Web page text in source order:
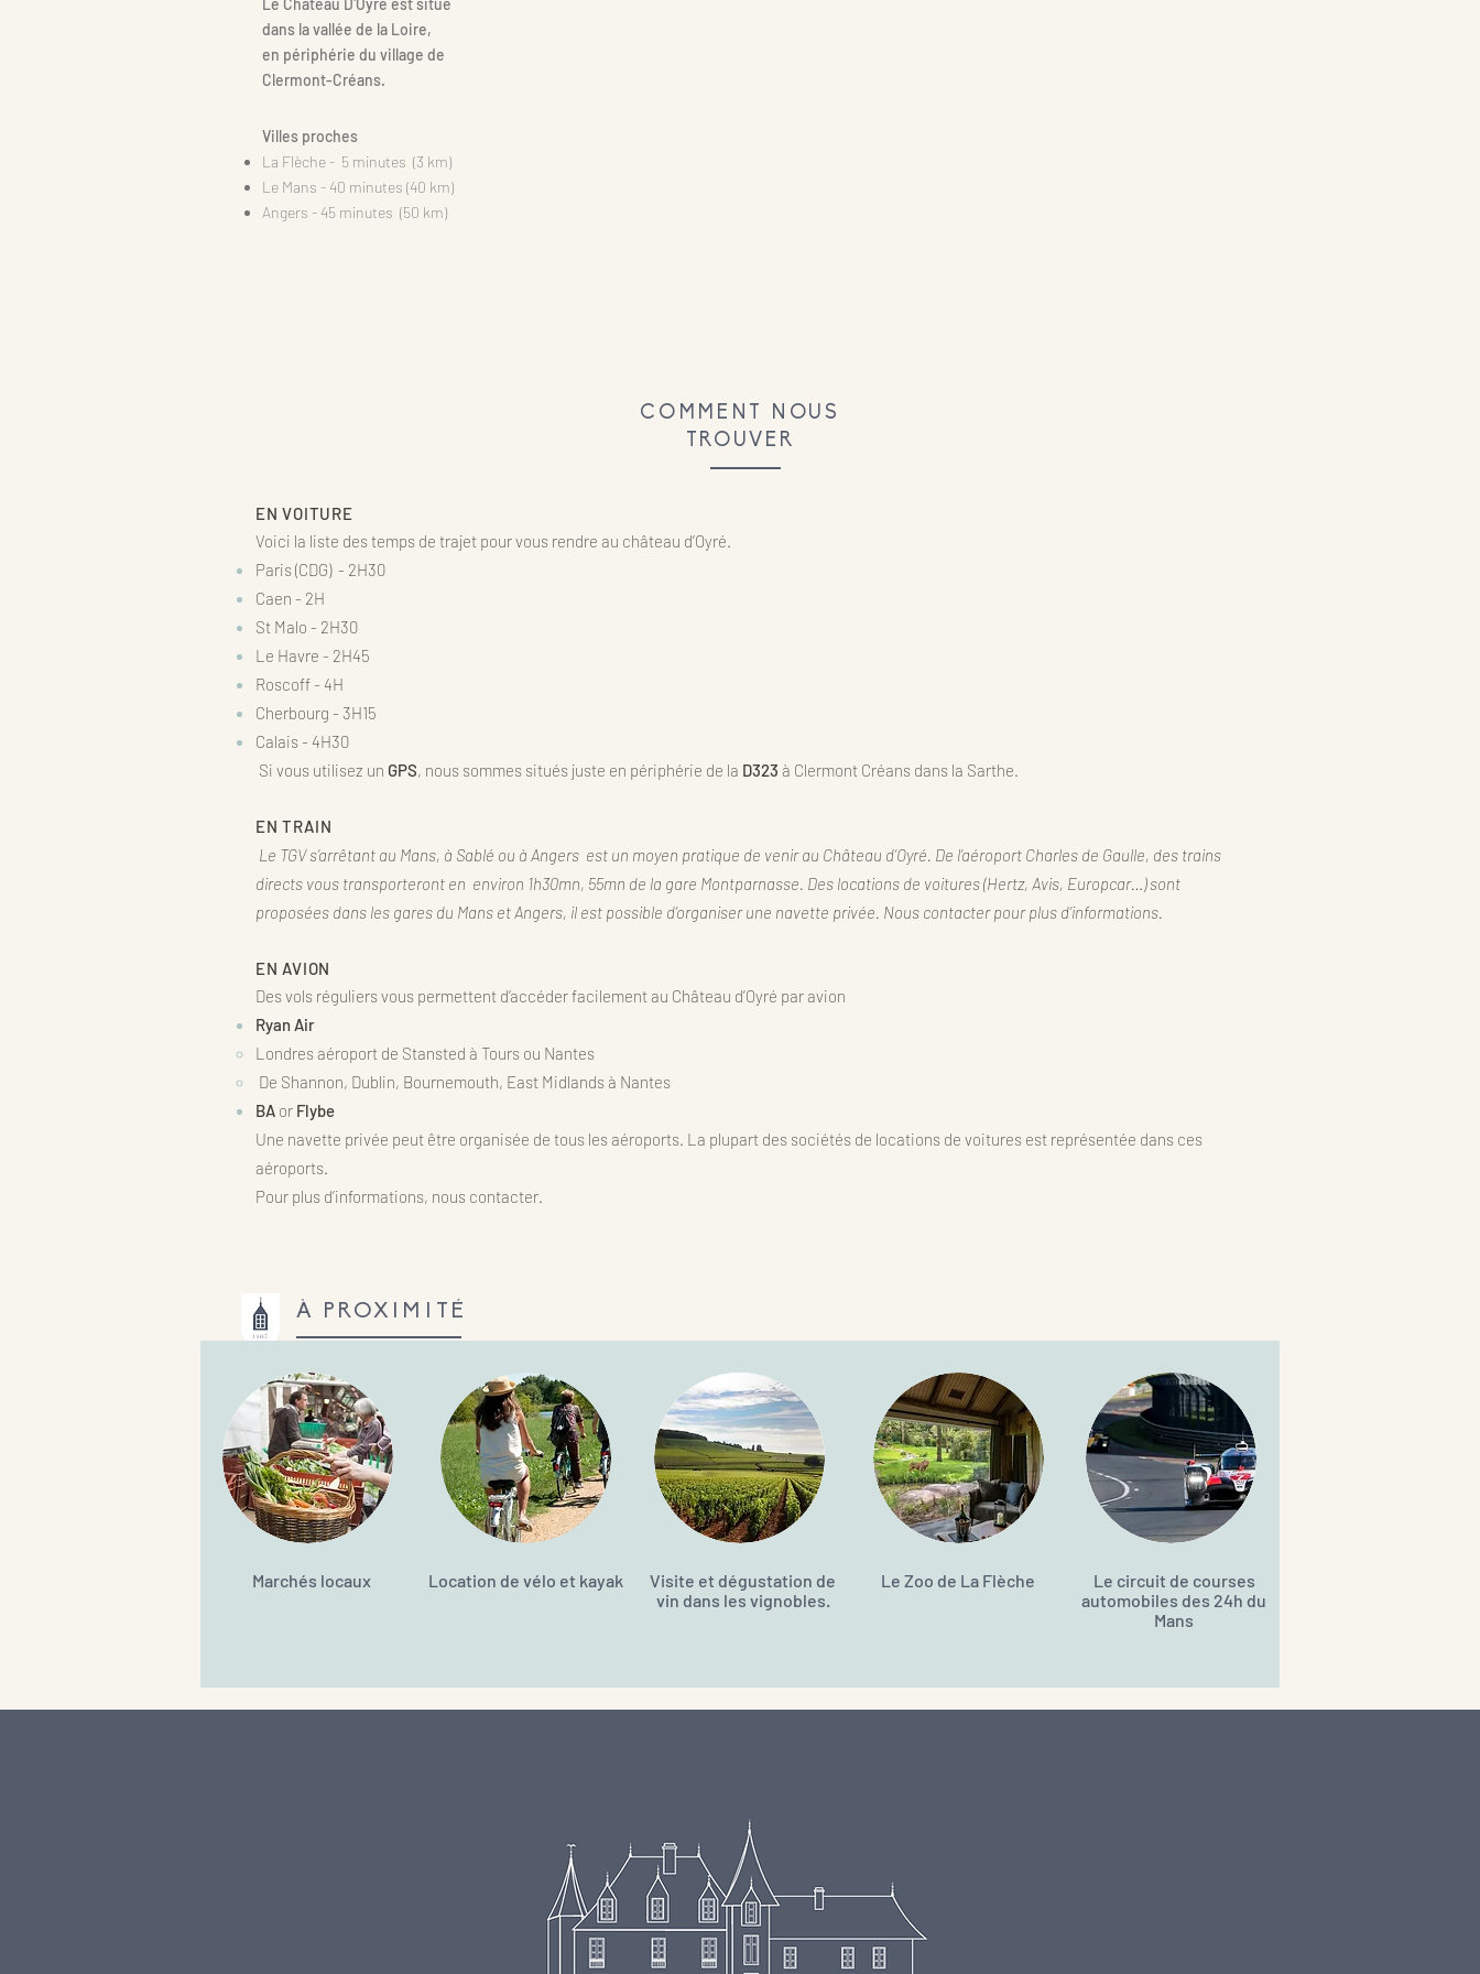
Le Château D'Oyré est situé
dans la vallée de la Loire,
en périphérie du village de
Clermont-Créans.
Villes proches
La Flèche - 5 minutes (3 km)
Le Mans - 40 minutes (40 km)
Angers - 45 minutes (50 km)
COMMENT NOUS
TROUVER
EN VOITURE
Voici la liste des temps de trajet pour vous rendre au château d’Oyré.
Paris (CDG) - 2H30
Caen - 2H
St Malo - 2H30
Le Havre - 2H45
Roscoff - 4H
Cherbourg - 3H15
Calais - 4H30
Si vous utilisez un GPS, nous sommes situés juste en périphérie de la D323 à Clermont Créans dans la Sarthe.
EN TRAIN
Le TGV s’arrêtant au Mans, à Sablé ou à Angers est un moyen pratique de venir au Château d’Oyré. De l’aéroport Charles de Gaulle, des trains
directs vous transporteront en environ 1h30mn, 55mn de la gare Montparnasse. Des locations de voitures (Hertz, Avis, Europcar…) sont
proposées dans les gares du Mans et Angers, il est possible d’organiser une navette privée. Nous contacter pour plus d’informations.
EN AVION
Des vols réguliers vous permettent d’accéder facilement au Château d’Oyré par avion
Ryan Air
Londres aéroport de Stansted à Tours ou Nantes
De Shannon, Dublin, Bournemouth, East Midlands à Nantes
BA or Flybe
Une navette privée peut être organisée de tous les aéroports. La plupart des sociétés de locations de voitures est représentée dans ces
aéroports.
Pour plus d’informations, nous contacter.
​À PROXIMITÉ
Marchés locaux Location de vélo et kayak
Visite et dégustation de
vin dans les vignobles.
Le Zoo de La Flèche
Le circuit de courses
automobiles des 24h du
Mans